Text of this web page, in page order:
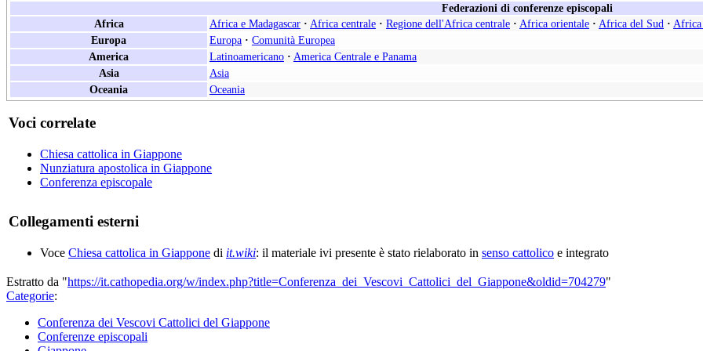
Federazioni di conferenze episcopali
Africa
Africa e Madagascar · Africa centrale · Regione dell'Africa centrale · Africa orientale · Africa del Sud · Africa
Europa
Europa · Comunità Europea
America
Latinoamericano · America Centrale e Panama
Asia
Asia
Oceania
Oceania
Voci correlate
Chiesa cattolica in Giappone
Nunziatura apostolica in Giappone
Conferenza episcopale
Collegamenti esterni
Voce Chiesa cattolica in Giappone di it.wiki: il materiale ivi presente è stato rielaborato in senso cattolico e integrato
Estratto da "https://it.cathopedia.org/w/index.php?title=Conferenza_dei_Vescovi_Cattolici_del_Giappone&oldid=704279"
Categorie:
Conferenza dei Vescovi Cattolici del Giappone
Conferenze episcopali